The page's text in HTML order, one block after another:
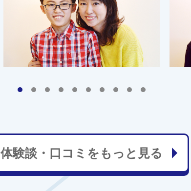
体験談・口コミをもっと見る